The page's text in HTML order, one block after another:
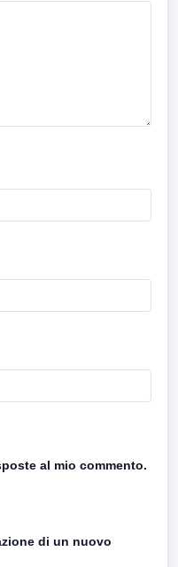
al mio commento.
di un nuovo